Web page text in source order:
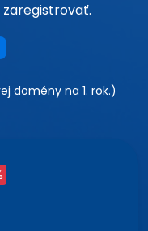
domény na 1. rok.)